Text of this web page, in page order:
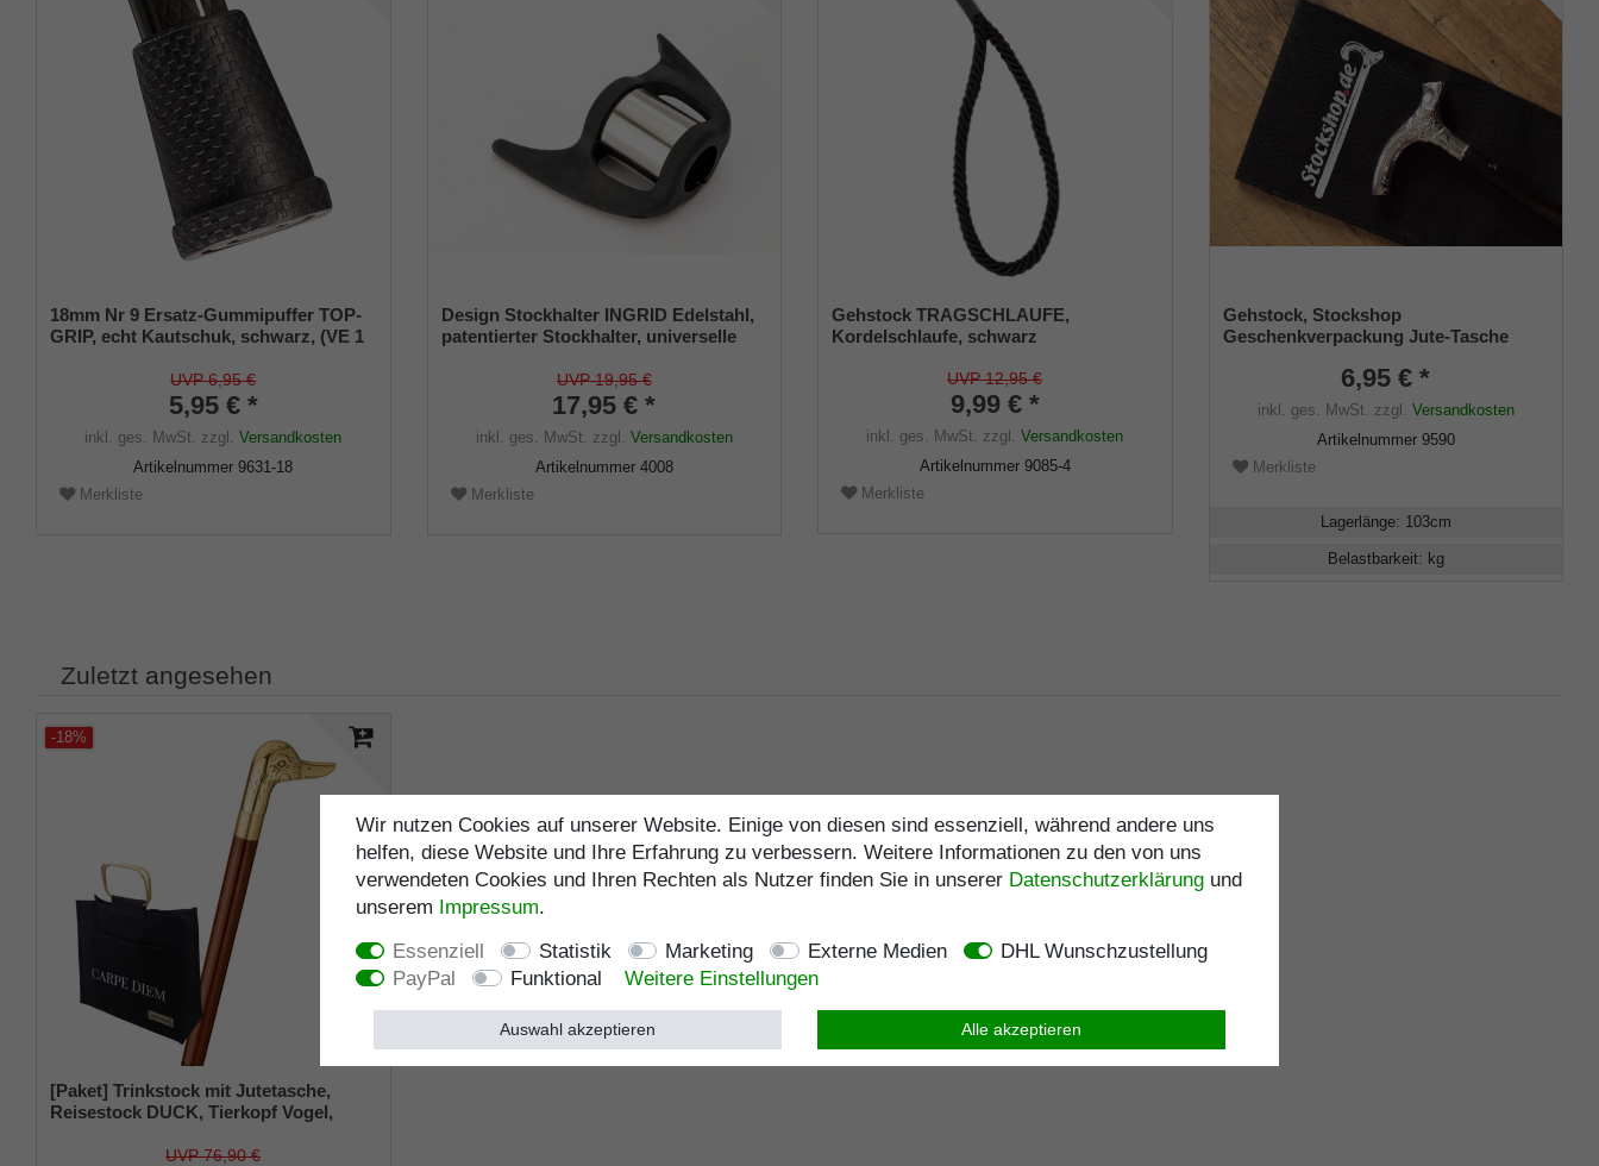
18mm Nr 9 Ersatz-Gummipuffer TOP-
GRIP, echt Kautschuk, schwarz, (VE 1
UVP 6,95 €
5,95 € *
inkl. ges. MwSt. zzgl.Versandkosten
Artikelnummer9631-18
Merkliste
Design Stockhalter INGRID Edelstahl,
patentierter Stockhalter, universelle
UVP 19,95 €
17,95 € *
inkl. ges. MwSt. zzgl. Versandkosten
Artikelnummer 4008
Merkliste
Gehstock TRAGSCHLAUFE,
Kordelschlaufe, schwarz
UVP 12,95 €
9,99 € *
inkl. ges. MwSt. zzgl.Versandkosten
Artikelnummer 9085-4
Merkliste
Gehstock, Stockshop
Geschenkverpackung Jute-Tasche
6,95 € *
inkl. ges. MwSt. zzgl. Versandkosten
Artikelnummer 9590
Merkliste
Lagerlänge: 103cm
Belastbarkeit: kg
Zuletzt angesehen
-18%
[Paket] Trinkstock mit Jutetasche,
Reisestock DUCK, Tierkopf Vogel,
Wanderstock, teilbar, Geheimfach,
UVP 76,90 €
Wir nutzen Cookies auf unserer Website. Einige von diesen sind essenziell, während andere uns
helfen, diese Website und Ihre Erfahrung zu verbessern. Weitere Informationen zu den von uns
verwendeten Cookies und Ihren Rechten als Nutzer finden Sie in unserer Daten­schutz­erklärungund
unserem Impressum.
Essenziell
Statistik Marketing Externe Medien
DHL Wunschzustellung
PayPal
Funktional Weitere Einstellungen
Alle akzeptieren
Auswahl akzeptieren